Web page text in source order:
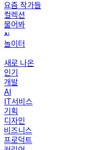
요즘 작가들
컬렉션
물어봐
놀이터
새로 나온
인기
개발
AI
IT서비스
기획
디자인
비즈니스
프로덕트